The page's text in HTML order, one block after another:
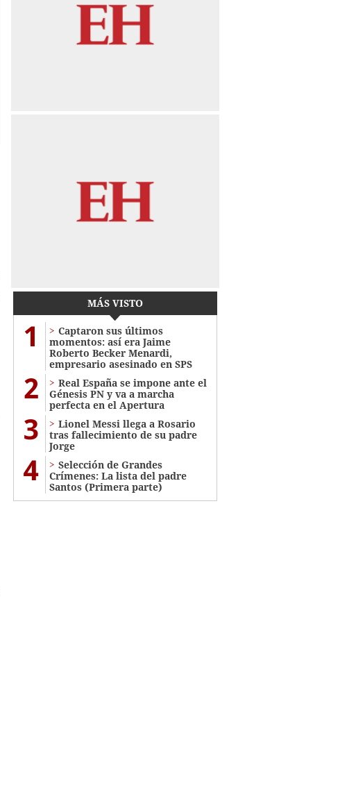
MÁS VISTO
1
Captaron sus últimos
momentos: así era Jaime
Roberto Becker Menardi​​​,
empresario asesinado en SPS
2
Real España se impone ante el
Génesis PN y va a marcha
perfecta en el Apertura
3
Lionel Messi llega a Rosario
tras fallecimiento de su padre
Jorge
4
Selección de Grandes
Crímenes: La lista del padre
Santos (Primera parte)